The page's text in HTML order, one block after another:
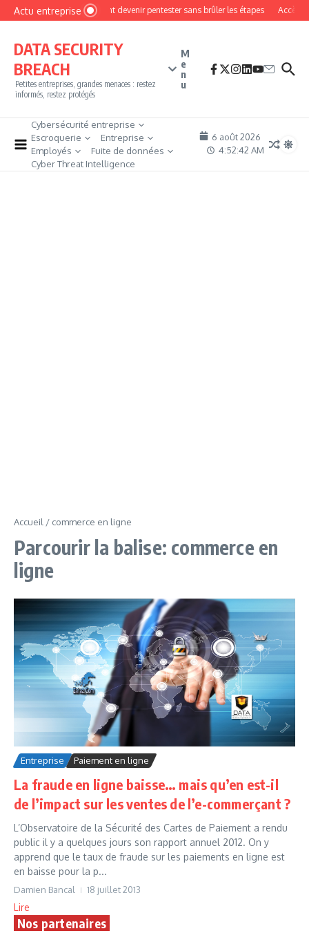
Aller au contenu
Actu entrepriseComment devenir pentester sans brûler les étapes Accès
DATA SECURITY
BREACH
Petites entreprises, grandes menaces : restez
informés, restez protégés
M
e
n
u
Cybersécurité entreprise
Escroquerie
Entreprise
Employés
Fuite de données
Cyber Threat Intelligence
6 août 2026
4:52:43 AM
Accueil / commerce en ligne
Parcourir la balise: commerce en
ligne
Entreprise Paiement en ligne
La fraude en ligne baisse… mais qu’en est-il
de l’impact sur les ventes de l’e-commerçant ?
L’Observatoire de la Sécurité des Cartes de Paiement a rendu
public il y a quelques jours son rapport annuel 2012. On y
apprend que le taux de fraude sur les paiements en ligne est
en baisse pour la p...
Damien Bancal 18 juillet 2013
Lire
Nos partenaires